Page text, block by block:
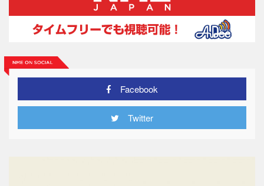
Facebook
Twitter